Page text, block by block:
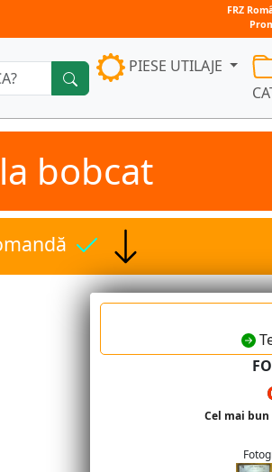
bobcat
Cel mai
FRZ
PIESE UTILAJE